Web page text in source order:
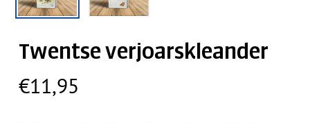
Twentse verjoarskleander
€11,95